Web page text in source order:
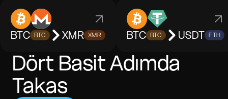
BTC BTC XMR XMR BTC BTC USDT ETH
Dört Basit Adımda
Takas